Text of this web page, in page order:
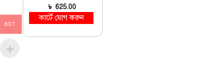
৳ 625.00
কার্টে যোগ করুন
BDT